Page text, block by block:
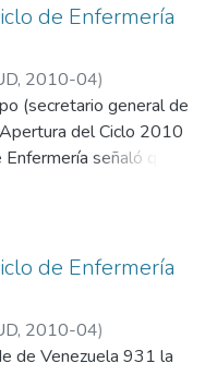
de Enfermería
, 2010-04)
(secretario general de
del Ciclo 2010
señaló que
mil enfermeros y
de
con las barreras que
para ingresar a la
muchos de ellos se
una situación
por una cuestión
de Enfermería
, 2010-04)
de Venezuela 931 la